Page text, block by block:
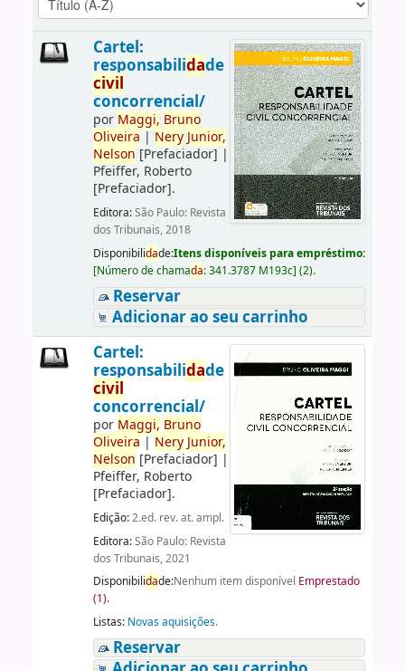
Cartel:
responsabilidade
civil
concorrencial/
por Maggi, Bruno
Oliveira | Nery Junior,
Nelson [Prefaciador] |
Pfeiffer, Roberto
[Prefaciador].
Editora:São Paulo: Revista
dos Tribunais, 2018
Disponibilidade:Itens disponíveis para empréstimo:
[Número de chamada:341.3787 M193c] (2).
Reservar
Adicionar ao seu carrinho
Cartel:
responsabilidade
civil
concorrencial/
por Maggi, Bruno
Oliveira | Nery Junior,
Nelson [Prefaciador] |
Pfeiffer, Roberto
[Prefaciador].
Edição:2.ed. rev. at. ampl.
Editora:São Paulo: Revista
dos Tribunais, 2021
Disponibilidade:Nenhum item disponível Emprestado
(1).
Listas: Novas aquisições.
Reservar